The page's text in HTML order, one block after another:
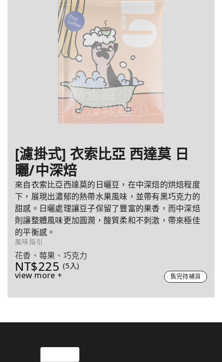
[濾掛式] 衣索比亞 西達莫 日
曬/中深焙
來自衣索比亞西達莫的日曬豆，在中深焙的烘焙程度
下，展現出濃郁的熱帶水果風味，並帶有黑巧克力的
甜感。日曬處理讓豆子保留了豐富的果香，而中深焙
則讓整體風味更加圓潤，酸質柔和不刺激，帶來極佳
的平衡感。
風味指引
花香、莓果、巧克力
NT$225 (5入)
view more + 售完待補貨